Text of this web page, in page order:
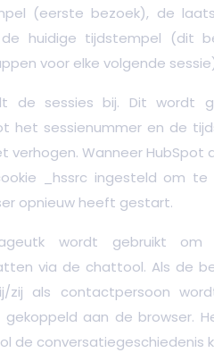
(eerste bezoek), de
huidige tijdstempel (dit
voor elke volgende
de sessies bij. Dit wordt
het sessienummer en de
verhogen. Wanneer HubSpot
_hssrc ingesteld om
opnieuw heeft gestart.
wordt gebruikt om
via de chattool. Als de
zij als contactpersoon
aan de browser.
de conversatiegeschiedenis